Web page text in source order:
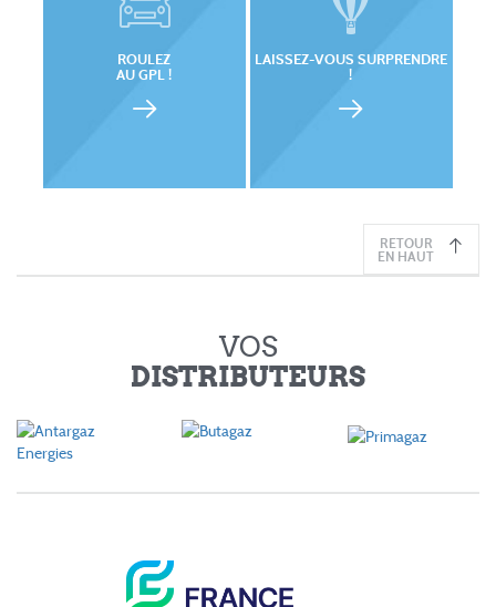
ROULEZ
AU GPL !
LAISSEZ-VOUS SURPRENDRE
!
RETOUR
EN HAUT
VOS
DISTRIBUTEURS